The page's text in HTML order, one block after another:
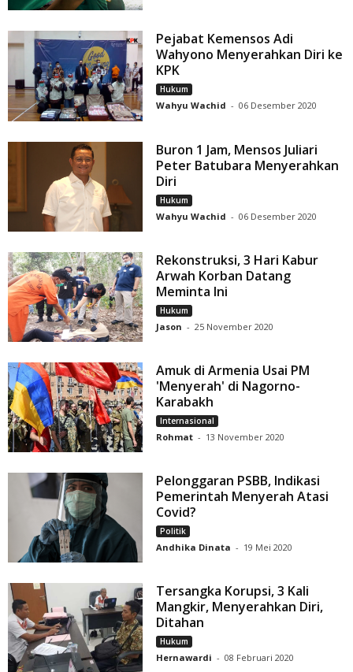
Pejabat Kemensos Adi
Wahyono Menyerahkan Diri ke
KPK
Hukum
Wahyu Wachid - 06 Desember 2020
Buron 1 Jam, Mensos Juliari
Peter Batubara Menyerahkan
Diri
Hukum
Wahyu Wachid - 06 Desember 2020
Rekonstruksi, 3 Hari Kabur
Arwah Korban Datang
Meminta Ini
Hukum
Jason - 25 November 2020
Amuk di Armenia Usai PM
'Menyerah' di Nagorno-
Karabakh
Internasional
Rohmat - 13 November 2020
Pelonggaran PSBB, Indikasi
Pemerintah Menyerah Atasi
Covid?
Politik
Andhika Dinata - 19 Mei 2020
Tersangka Korupsi, 3 Kali
Mangkir, Menyerahkan Diri,
Ditahan
Hukum
Hernawardi - 08 Februari 2020